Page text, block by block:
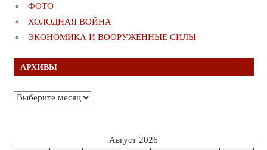
ФОТО
ХОЛОДНАЯ ВОЙНА
ЭКОНОМИКА И ВООРУЖЁННЫЕ СИЛЫ
АРХИВЫ
Архивы
Август 2026